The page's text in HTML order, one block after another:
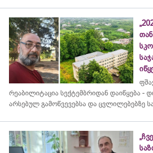
რეაბილიტაცია სექტემბრიდან დაიწყება
არსებულ გამოწვევებსა და ცვლილებებზე